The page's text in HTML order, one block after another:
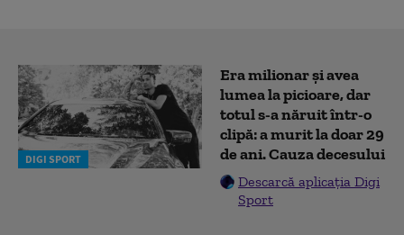
DIGI SPORT
Era milionar și avea
lumea la picioare, dar
totul s-a năruit într-o
clipă: a murit la doar 29
de ani. Cauza decesului
Descarcă aplicația Digi
Sport